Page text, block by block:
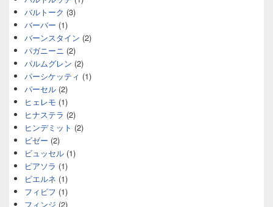
バルトーク (3)
バーバー (1)
バーンスタイン (2)
パガニーニ (2)
パルムグレン (2)
パーシケッティ (1)
パーセル (2)
ヒェレモ (1)
ヒナステラ (2)
ヒンデミット (2)
ビゼー (2)
ビュッセル (1)
ピアソラ (1)
ピエルネ (1)
フィビフ (1)
フィンジ (2)